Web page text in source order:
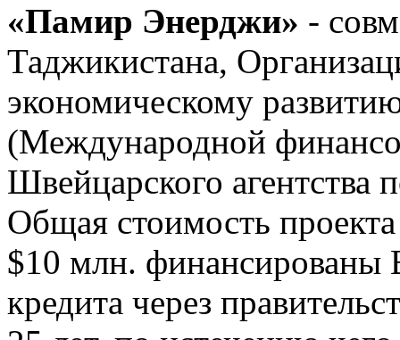
«Памир Энерджи» -
Таджикистана,
экономическому
(Международной
Швейцарского
Общая стоимость
$10 млн. финансированы
кредита через